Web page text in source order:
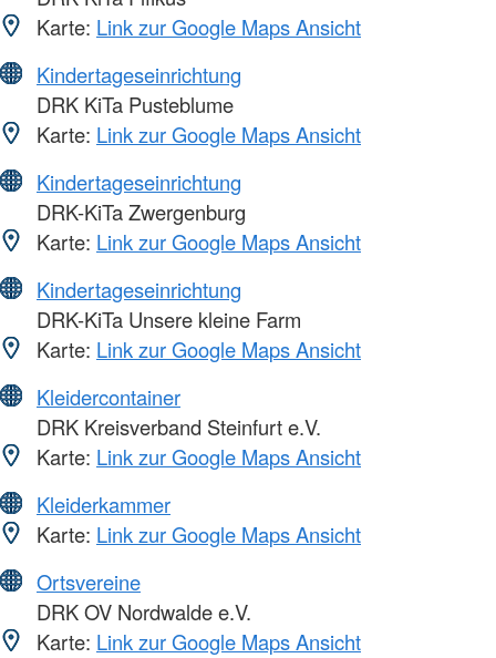
Karte: Link zur Google Maps Ansicht
Kindertageseinrichtung
DRK KiTa Pusteblume
Karte: Link zur Google Maps Ansicht
Kindertageseinrichtung
DRK-KiTa Zwergenburg
Karte: Link zur Google Maps Ansicht
Kindertageseinrichtung
DRK-KiTa Unsere kleine Farm
Karte: Link zur Google Maps Ansicht
Kleidercontainer
DRK Kreisverband Steinfurt e.V.
Karte: Link zur Google Maps Ansicht
Kleiderkammer
Karte: Link zur Google Maps Ansicht
Ortsvereine
DRK OV Nordwalde e.V.
Karte: Link zur Google Maps Ansicht